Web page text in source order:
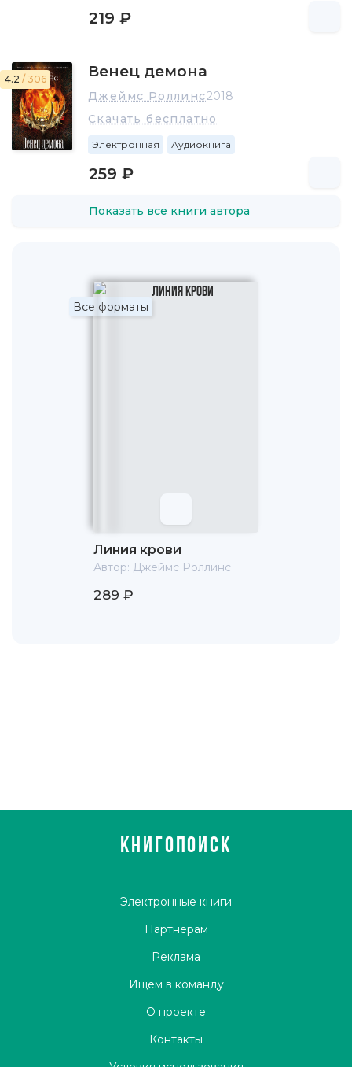
219 ₽
4.2 / 306 Венец демона
Джеймс Роллинс2018
Скачать бесплатно
Электронная Аудиокнига
259 ₽
Показать все книги автора
Все форматы
Линия крови
Автор: Джеймс Роллинс
289 ₽
КНИГОПОИСК
Электронные книги
Партнёрам
Реклама
Ищем в команду
О проекте
Контакты